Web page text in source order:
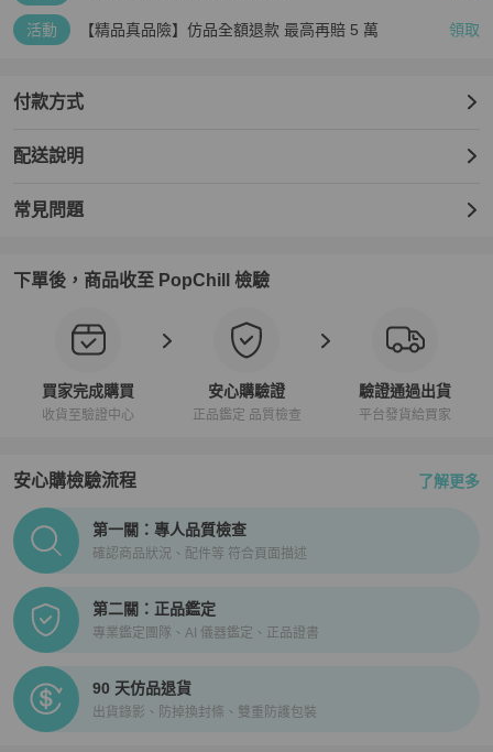
活動 【精品真品險】仿品全額退款 最高再賠 5 萬 領取
付款方式
配送說明
常見問題
下單後，商品收至 PopChill 檢驗
買家完成購買
收貨至驗證中心
安心購驗證
正品鑑定 品質檢查
驗證通過出貨
平台發貨給買家
安心購檢驗流程 了解更多
PopChill拍拍圈正品驗證、安心購檢驗流程介紹
第一關：專人品質檢查
確認商品狀況、配件等 符合頁面描述
第二關：正品鑑定
專業鑑定團隊、AI 儀器鑑定、正品證書
90 天仿品退貨
出貨錄影、防掉換封條、雙重防護包裝